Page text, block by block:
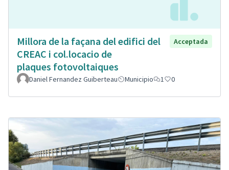
Millora de la façana del edifici del
CREAC i col.locacio de
plaques fotovoltaiques
Acceptada
Daniel Fernandez Guiberteau Municipio 1 0